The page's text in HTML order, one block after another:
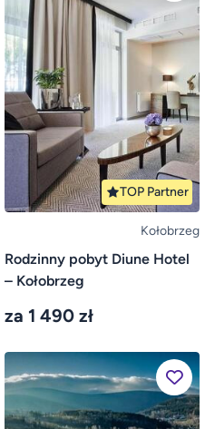
TOP Partner
Kołobrzeg
Rodzinny pobyt Diune Hotel
– Kołobrzeg
za 1 490 zł